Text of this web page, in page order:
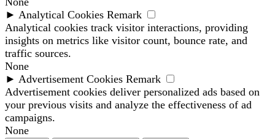
► Analytical Cookies Remark
Analytical cookies track visitor interactions, providing
insights on metrics like visitor count, bounce rate, and
traffic sources.
None
► Advertisement Cookies Remark
Advertisement cookies deliver personalized ads based on
your previous visits and analyze the effectiveness of ad
campaigns.
None